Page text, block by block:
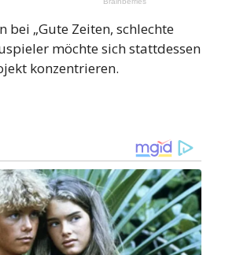
bei „Gute Zeiten, schlechte
möchte sich stattdessen
konzentrieren.